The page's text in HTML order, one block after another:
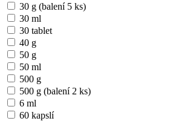
30 g (balení 5 ks)
30 ml
30 tablet
40 g
50 g
50 ml
500 g
500 g (balení 2 ks)
6 ml
60 kapslí